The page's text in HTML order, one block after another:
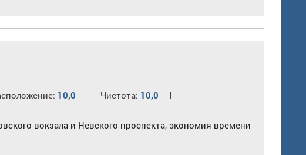
10,0 Чистота: 10,0
вокзала и Невского проспекта, экономия времени